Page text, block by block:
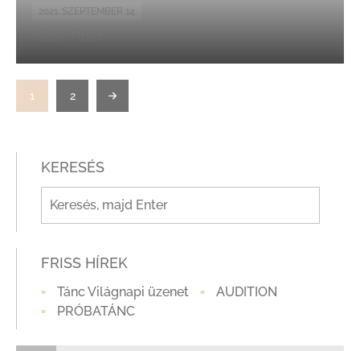
2021. SZEPTEMBER 14.
1 2
KERESÉS
FRISS HÍREK
Tánc Világnapi üzenet
AUDITION
PRÓBATÁNC